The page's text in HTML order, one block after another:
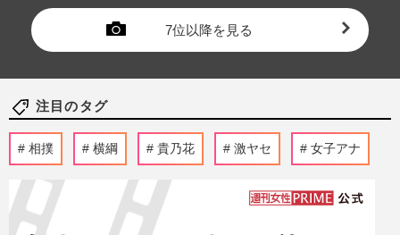
7位以降を見る
注目のタグ
相撲 横綱 貴乃花 激ヤセ 女子アナ